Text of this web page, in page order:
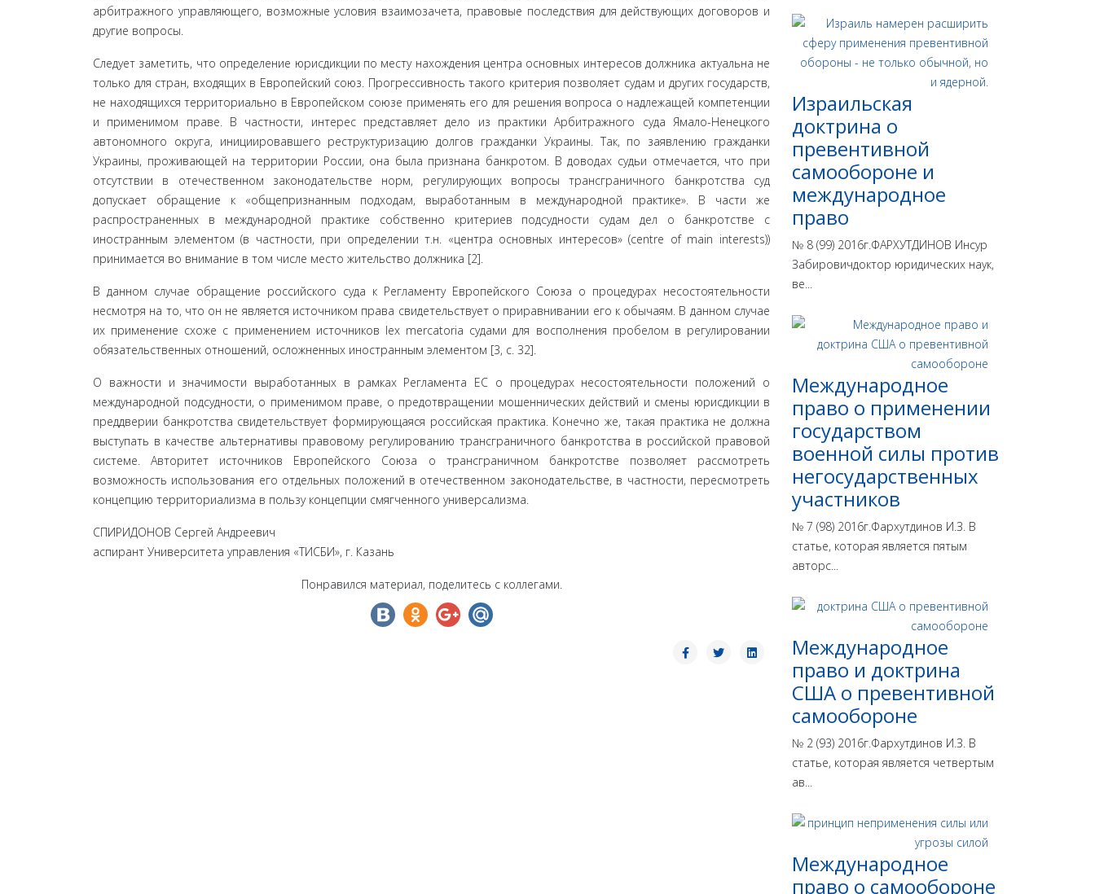
арбитражного управляющего, возможные условия взаимозачета, правовые последствия для действующих договоров и
другие вопросы.
Следует заметить, что определение юрисдикции по месту нахождения центра основных интересов должника актуальна не
только для стран, входящих в Европейский союз. Прогрес­сивность такого критерия позволяет судам и других государств,
не находящихся территориально в Европейском союзе приме­нять его для решения вопроса о надлежащей компетенции
и применимом праве. В частности, интерес представляет дело из практики Арбитражного суда Ямало-Ненецкого
автономного округа, инициировавшего реструктуризацию долгов граждан­ки Украины. Так, по заявлению гражданки
Украины, прожива­ющей на территории России, она была признана банкротом. В доводах судьи отмечается, что при
отсутствии в отечественном законодательстве норм, регулирующих вопросы трансгранич­ного банкротства суд
допускает обращение к «общепризнанным подходам, выработанным в международной практике». В части же
распространенных в международной практике собственно критериев подсудности судам дел о банкротстве с
иностранным элементом (в частности, при определении т.н. «центра основных интересов» (centre of main interests))
принимается во внимание в том числе место жительство должника [2].
В данном случае обращение российского суда к Регламен­ту Европейского Союза о процедурах несостоятельности
несмо­тря на то, что он не является источником права свидетельствует о приравнивании его к обычаям. В данном случае
их примене­ние схоже с применением источников lex mercatoria судами для восполнения пробелом в регулировании
обязательственных от­ношений, осложненных иностранным элементом [3, с. 32].
О важности и значимости выработанных в рамках Ре­гламента ЕС о процедурах несостоятельности положений о
международной подсудности, о применимом праве, о предотвращении мошеннических действий и смены юрис­дикции в
преддверии банкротства свидетельствует форми­рующаяся российская практика. Конечно же, такая практи­ка не должна
выступать в качестве альтернативы правовому регулированию трансграничного банкротства в российской правовой
системе. Авторитет источников Европейского Со­юза о трансграничном банкротстве позволяет рассмотреть
возможность использования его отдельных положений в отечественном законодательстве, в частности, пересмотреть
концепцию территориализма в пользу концепции смягчен­ного универсализма.
СПИРИДОНОВ Сергей Андреевич
аспирант Университета управления «ТИСБИ», г. Казань
Понравился материал, поделитесь с коллегами.
Израильская
доктрина o
превентивной
самообороне и
международное
право
№ 8 (99) 2016г.ФАРХУТДИНОВ Инсур
Забировичдоктор юридических наук,
ве...
Международное
право о применении
государством
военной силы против
негосударственных
участников
№ 7 (98) 2016г.Фархутдинов И.З. В
статье, которая является пятым
авторс...
Международное
право и доктрина
США о превентивной
самообороне
№ 2 (93) 2016г.Фархутдинов И.З. В
статье, которая является четвертым
ав...
Международное
право о самообороне